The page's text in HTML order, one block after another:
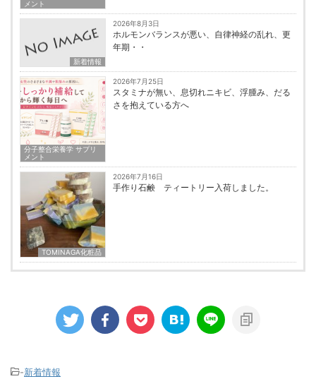
メント
新着情報
2026年8月3日
ホルモンバランスが悪い、自律神経の乱れ、更
年期・・
分子整合栄養学 サプリ
メント
2026年7月25日
スタミナが無い、息切れニキビ、浮腫み、だる
さを抱えている方へ
TOMINAGA化粧品
2026年7月16日
手作り石鹸 ティートリー入荷しました。
-新着情報